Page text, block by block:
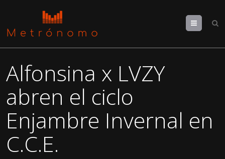
Menu
Alfonsina x LVZY
abren el ciclo
Enjambre Invernal en
C.C.E.